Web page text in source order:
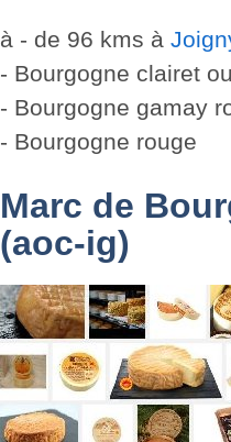
à - de 96 kms à
- Bourgogne clairet
- Bourgogne gamay
- Bourgogne rouge
Marc de
(aoc-ig)